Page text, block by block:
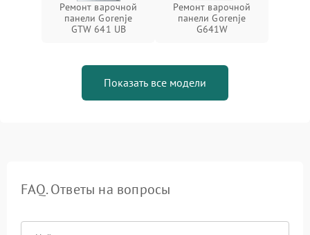
Ремонт варочной
панели Gorenje
GTW 641 UB
Ремонт варочной
панели Gorenje
G641W
Показать все модели
FAQ. Ответы на вопросы